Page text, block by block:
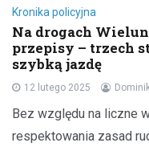
Kronika policyjna
Na drogach
przepisy – trzech
szybką jazdę
12 lutego 2025
Bez względu na liczne
respektowania zasad